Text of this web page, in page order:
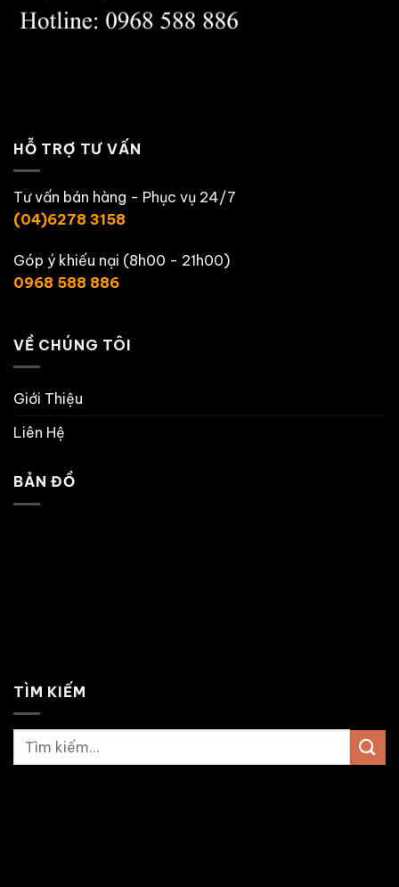
HỖ TRỢ TƯ VẤN
Tư vấn bán hàng - Phục vụ 24/7
(04)6278 3158
Góp ý khiếu nại (8h00 - 21h00)
0968 588 886
VỀ CHÚNG TÔI
Giới Thiệu
Liên Hệ
BẢN ĐỒ
TÌM KIẾM
Tìm